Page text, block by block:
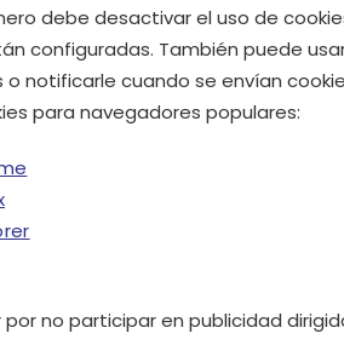
debe desactivar el uso de
configuradas. También puede
notificarle cuando se envían
para navegadores populares:
no participar en publicidad